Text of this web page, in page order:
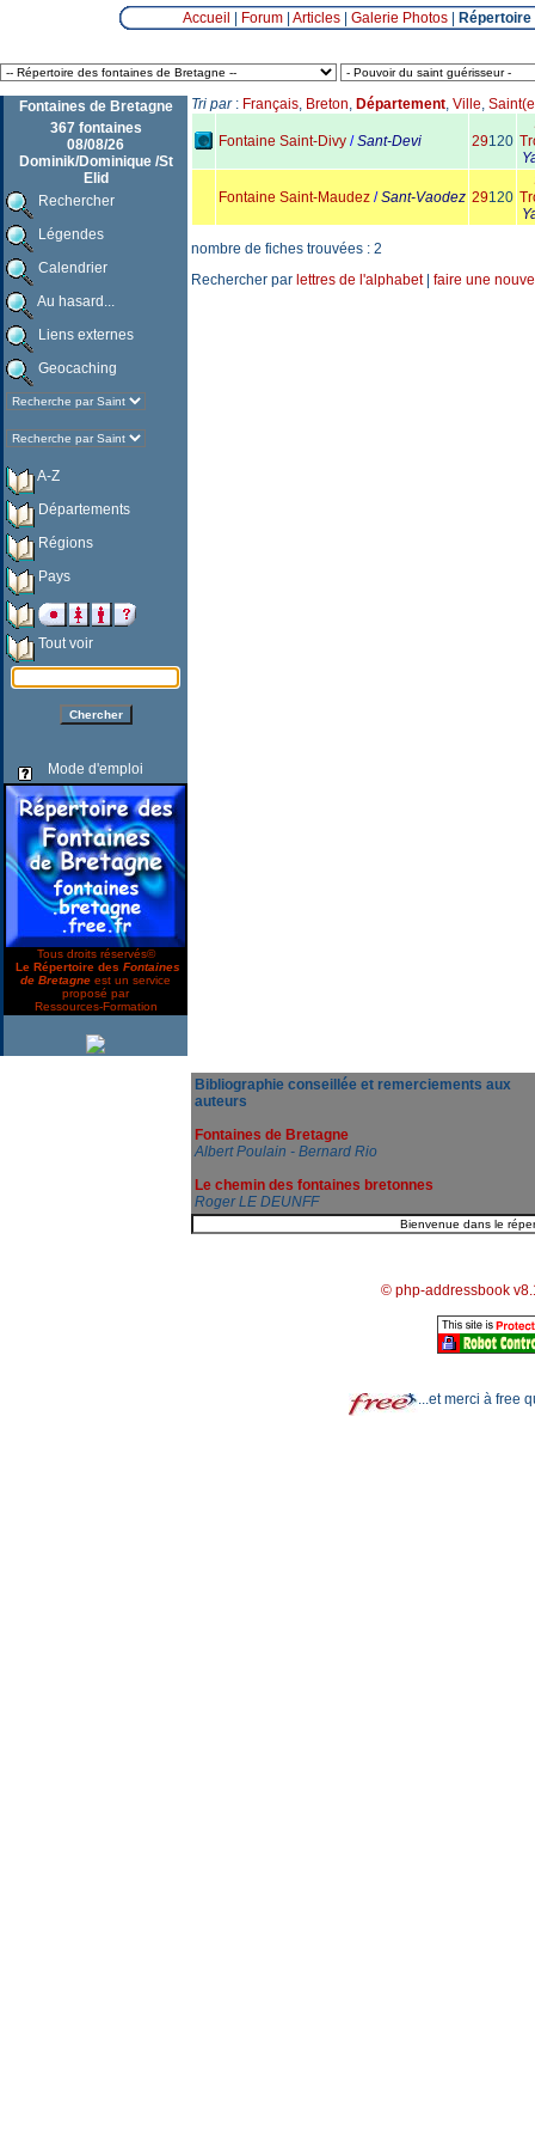
Accueil Forum| Articles| Galerie Photos|
Fontaines de Bretagne
367 fontaines
08/08/26
Dominik/Dominique /St
Elid
Rechercher
Légendes
Calendrier
Au hasard...
Liens externes
Geocaching
A-Z
Départements
Régions
Pays
Tout voir
Mode d'emploi
Tous droits réservés©
Le Répertoire des Fontaines
de Bretagne est un service
proposé par
Ressources-Formation
Tri par: Français, Breton, Département, Ville,
Fontaine Saint-Divy /Sant-Devi 29120
Fontaine Saint-Maudez /Sant-Vaodez 29120
nombre de fiches trouvées : 2
Rechercher par lettres de l'alphabet| faire une
Bibliographie conseillée et remerciements aux
auteurs
Fontaines de Bretagne
Albert Poulain - Bernard Rio
Le chemin des fontaines bretonnes
Roger LE DEUNFF
© php-addressbook
...et merci à free